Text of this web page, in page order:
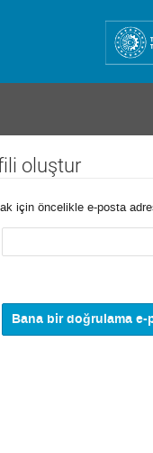
oluştur
için öncelikle e-posta